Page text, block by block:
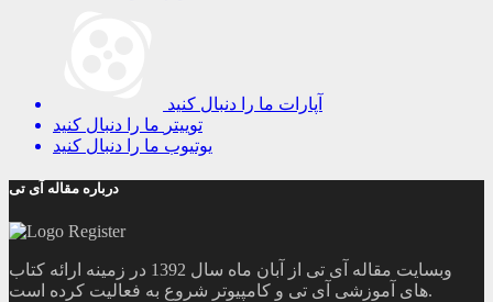
آپارات ما را دنبال کنید
توییتر ما را دنبال کنید
یوتیوب ما را دنبال کنید
درباره مقاله آی تی
وبسایت مقاله آی تی از آبان ماه سال 1392 در زمینه ارائه کتاب
های آموزشی آی تی و کامپیوتر شروع به فعالیت کرده است.